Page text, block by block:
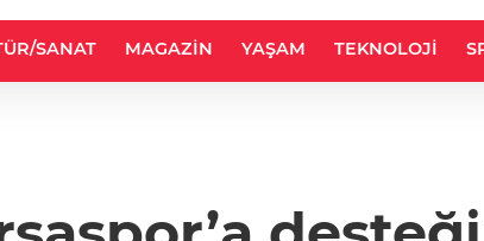
SANAT MAGAZİN YAŞAM TEKNOLOJİ